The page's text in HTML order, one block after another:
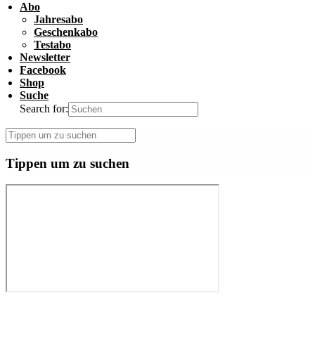
Abo
Jahresabo
Geschenkabo
Testabo
Newsletter
Facebook
Shop
Suche
Search for:
Tippen um zu suchen